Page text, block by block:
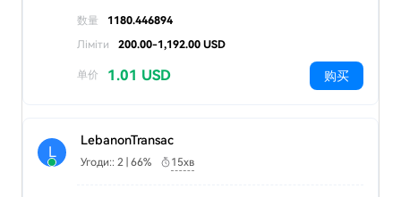
数量
1180.446894
Ліміти
200.00-1,192.00 USD
单价 1.01 USD 购买
L
LebanonTransac
Угоди:: 2 | 66% 15хв